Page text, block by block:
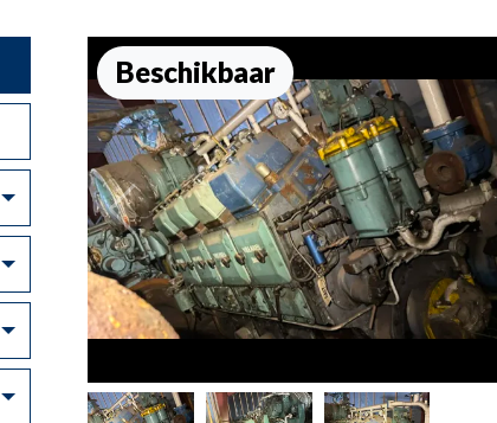
Toggle Dropdown
Toggle Dropdown
Toggle Dropdown
Toggle Dropdown
Beschikbaar